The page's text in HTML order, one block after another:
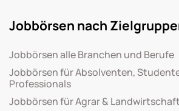
Jobbörsen nach
Jobbörsen alle Branchen und Berufe
Jobbörsen für Absolventen,
Professionals
Jobbörsen für Agrar & Landwirtschaft